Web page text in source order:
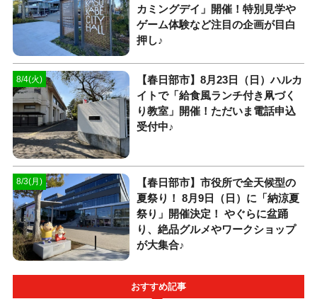
カミングデイ」開催！特別見学や
ゲーム体験など注目の企画が目白
押し♪
8/4(火)
【春日部市】8月23日（日）ハルカ
イトで「給食風ランチ付き凧づく
り教室」開催！ただいま電話申込
受付中♪
8/3(月)
【春日部市】市役所で全天候型の
夏祭り！ 8月9日（日）に「納涼夏
祭り」開催決定！ やぐらに盆踊
り、絶品グルメやワークショップ
が大集合♪
おすすめ記事